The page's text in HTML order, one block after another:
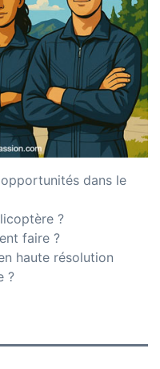
dans le
?
faire ?
haute résolution
?